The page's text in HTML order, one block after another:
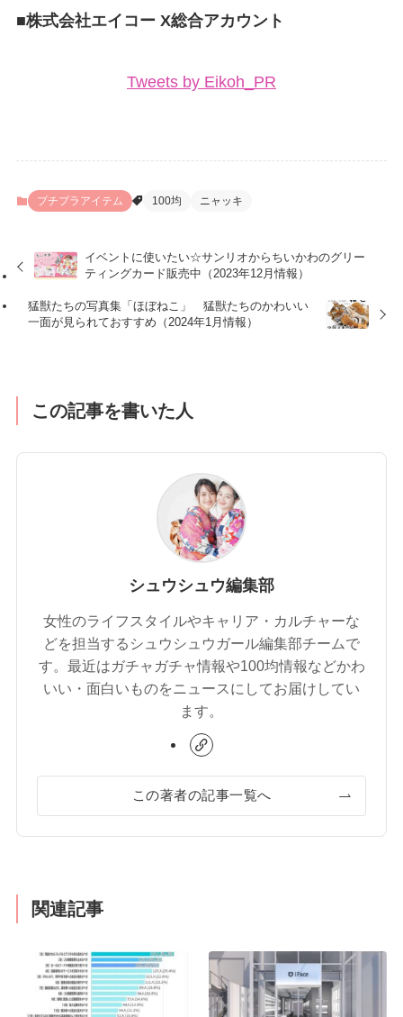
■株式会社エイコー X総合アカウント
Tweets by Eikoh_PR
プチプラアイテム 100均 ニャッキ
イベントに使いたい☆サンリオからちいかわのグリー
ティングカード販売中（2023年12月情報）
猛獣たちの写真集「ほぼねこ」 猛獣たちのかわいい
一面が見られておすすめ（2024年1月情報）
この記事を書いた人
シュウシュウ編集部
女性のライフスタイルやキャリア・カルチャーな
どを担当するシュウシュウガール編集部チームで
す。最近はガチャガチャ情報や100均情報などかわ
いい・面白いものをニュースにしてお届けしてい
ます。
この著者の記事一覧へ
関連記事